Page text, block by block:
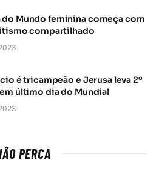
do Mundo feminina começa com
compartilhado
é tricampeão e Jerusa leva 2º
último dia do Mundial
PERCA